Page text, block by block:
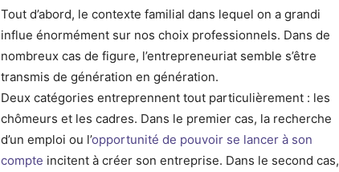
Tout d’abord, le contexte familial dans lequel on a grandi
influe énormément sur nos choix professionnels. Dans de
nombreux cas de figure, l’entrepreneuriat semble s’être
transmis de génération en génération.
Deux catégories entreprennent tout particulièrement : les
chômeurs et les cadres. Dans le premier cas, la recherche
d’un emploi ou l’opportunité de pouvoir se lancer à son
compte incitent à créer son entreprise. Dans le second cas,